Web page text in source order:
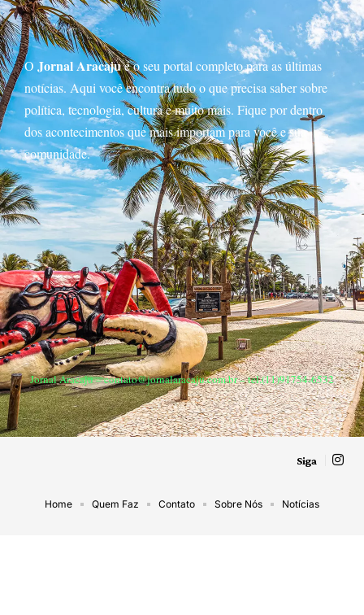
O Jornal Aracajué o seu portal completo para as últimas
notícias. Aqui você encontra tudo o que precisa saber sobre
política, tecnologia, cultura e muito mais. Fique por dentro
dos acontecimentos que mais importam para você e sua
comunidade.
Jornal Aracaju –contato@jornalaracaju.com.br– tel.(11)91754-6532
Siga
Home Quem Faz Contato Sobre Nós Notícias